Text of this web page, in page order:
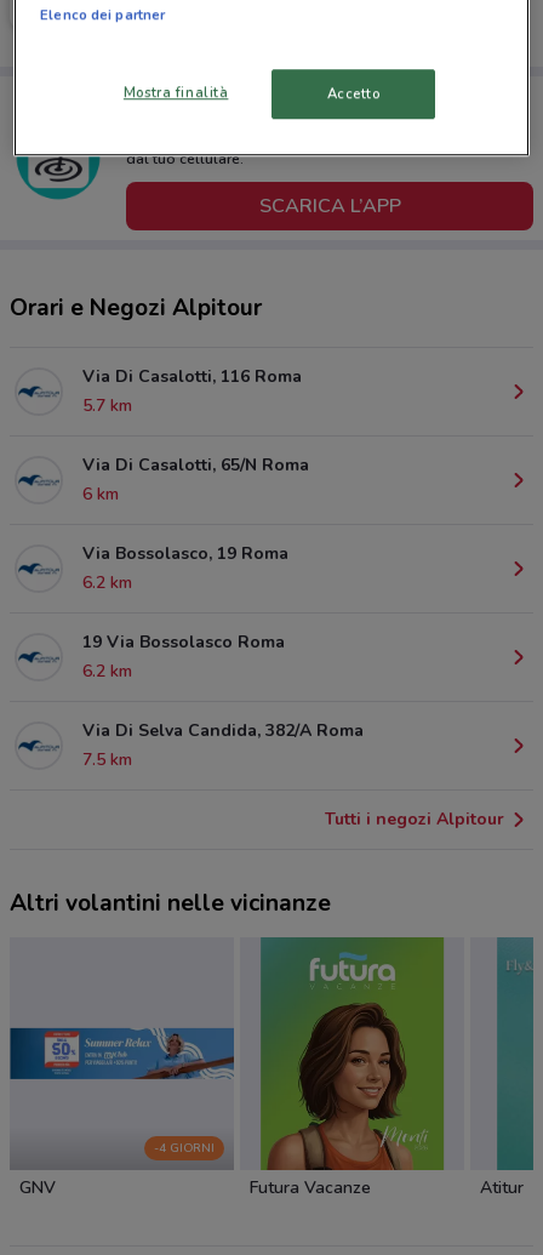
Scade il 31/12
Porta DoveConviene sempre con te!
Puoi trovare le migliori offerte dei negozi vicino a te,
dal tuo cellulare.
SCARICA L’APP
Orari e Negozi Alpitour
Via Di Casalotti, 116 Roma
5.7 km
Via Di Casalotti, 65/N Roma
6 km
Via Bossolasco, 19 Roma
6.2 km
19 Via Bossolasco Roma
6.2 km
Via Di Selva Candida, 382/A Roma
7.5 km
Tutti i negozi Alpitour
Altri volantini nelle vicinanze
-4 GIORNI
GNV Futura Vacanze Atitur
Elenco dei partner
Mostra finalità Accetto